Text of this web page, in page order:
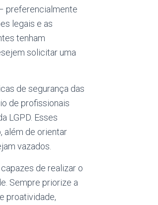
preferencialmente
legais e as
tenham
solicitar uma
de segurança das
de profissionais
LGPD. Esses
além de orientar
vazados.
de realizar o
Sempre priorize a
proatividade,